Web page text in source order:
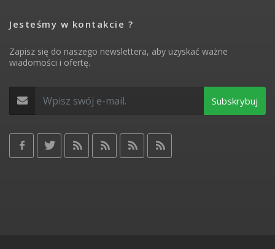
Jesteśmy w kontakcie ?
Zapisz się do naszego newslettera, aby uzyskać ważne
wiadomości i ofertę.
Subskrybuj